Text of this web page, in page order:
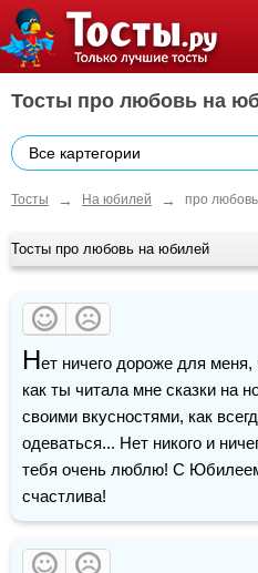
Тосты про любовь на
Все картегории
Тосты → На юбилей → про любовь
Тосты про любовь на юбилей
Нет ничего дороже для
как ты читала мне сказки на
своими вкусностями, как
одеваться... Нет никого и
тебя очень люблю! С
счастлива!